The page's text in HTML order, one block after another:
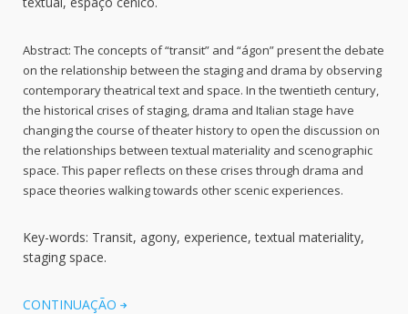
Abstract: The concepts of “transit” and “ágon” present the debate
on the relationship between the staging and drama by observing
contemporary theatrical text and space. In the twentieth century,
the historical crises of staging, drama and Italian stage have
changing the course of theater history to open the discussion on
the relationships between textual materiality and scenographic
space. This paper reflects on these crises through drama and
space theories walking towards other scenic experiences.
Key-words: Transit, agony, experience, textual materiality,
staging space.
CONTINUAÇÃO